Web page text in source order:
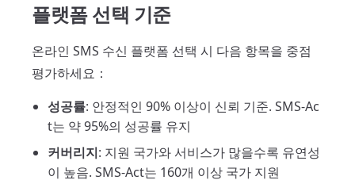
플랫폼 선택 기준
온라인 SMS 수신 플랫폼 선택 시 다음 항목을 중점
평가하세요：
성공률: 안정적인 90% 이상이 신뢰 기준. SMS-Ac
t는 약 95%의 성공률 유지
커버리지: 지원 국가와 서비스가 많을수록 유연성
이 높음. SMS-Act는 160개 이상 국가 지원